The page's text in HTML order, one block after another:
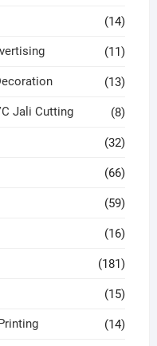
(14)
(11)
(13)
Jali Cutting (8)
(32)
(66)
(59)
(16)
(181)
(15)
(14)